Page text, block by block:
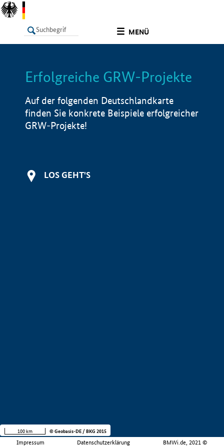
MENÜ
LISTE Info
Erfolgreiche GRW-Projekte
Auf der folgenden Deutschlandkarte
finden Sie konkrete Beispiele erfolgreicher
GRW-Projekte!
LOS GEHT'S
Impressum Datenschutzerklärung BMWi.de, 2021 ©
100 km © Geobasis-DE / BKG 2015